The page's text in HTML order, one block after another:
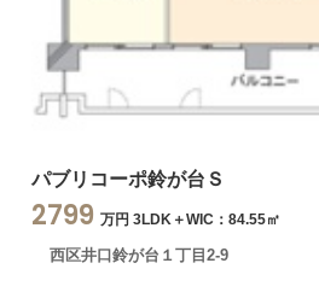
パブリコーポ鈴が台Ｓ
2799 万円 3LDK＋WIC：84.55㎡
西区井口鈴が台１丁目2-9